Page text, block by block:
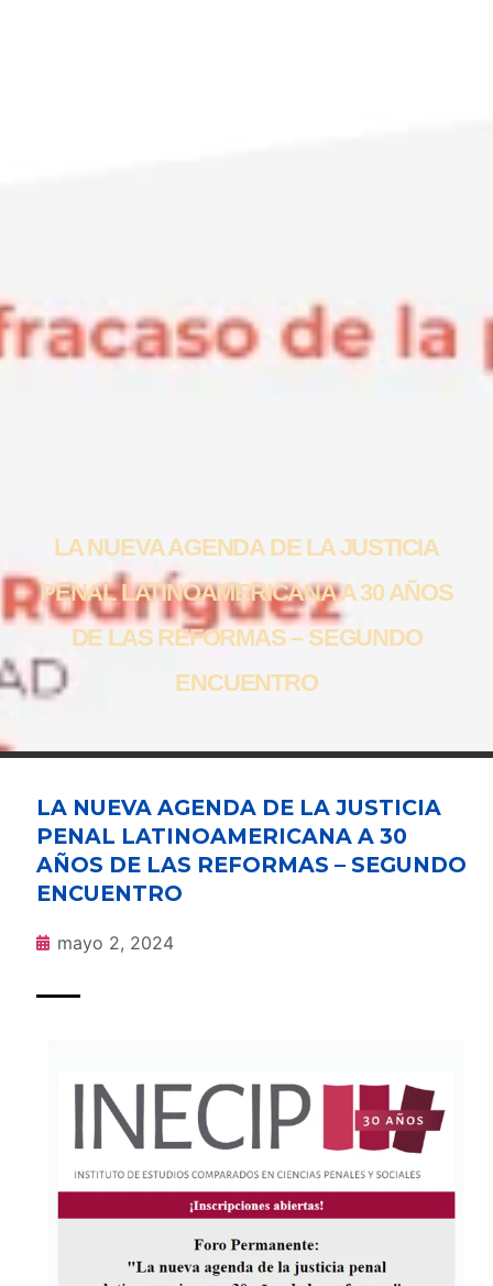
LA NUEVA AGENDA DE LA JUSTICIA
PENAL LATINOAMERICANA A 30 AÑOS
DE LAS REFORMAS – SEGUNDO
ENCUENTRO
LA NUEVA AGENDA DE LA JUSTICIA
PENAL LATINOAMERICANA A 30
AÑOS DE LAS REFORMAS – SEGUNDO
ENCUENTRO
mayo 2, 2024